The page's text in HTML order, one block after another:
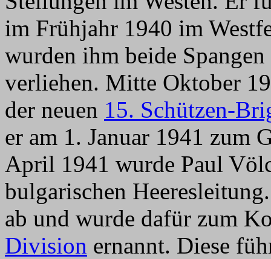
im Frühjahr 1940 im
wurden ihm beide
verliehen. Mitte Oktober
der neuen 15. Schützen-
er am 1. Januar 1941 zum
April 1941 wurde Paul
bulgarischen
ab und wurde dafür zum
Division ernannt. Diese